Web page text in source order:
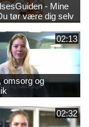
- Mine
tør være dig selv
02:13
omsorg og
02:32